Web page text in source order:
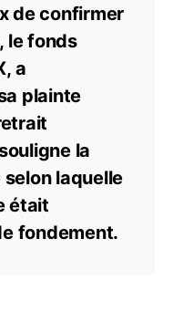
de confirmer
le fonds
a
plainte
la
laquelle
était
fondement.